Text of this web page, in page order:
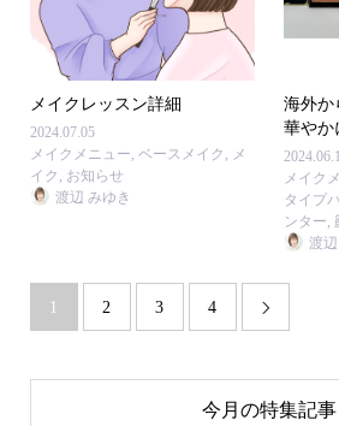
メイクレッスン詳細
2024.07.05
メイクメニュー, ベースメイク , メ
イク , お知らせ
渡辺 みゆき
海外か
華やか
メイク
タイプ
ンター,
渡
1 2 3 4 
今月の特集記事